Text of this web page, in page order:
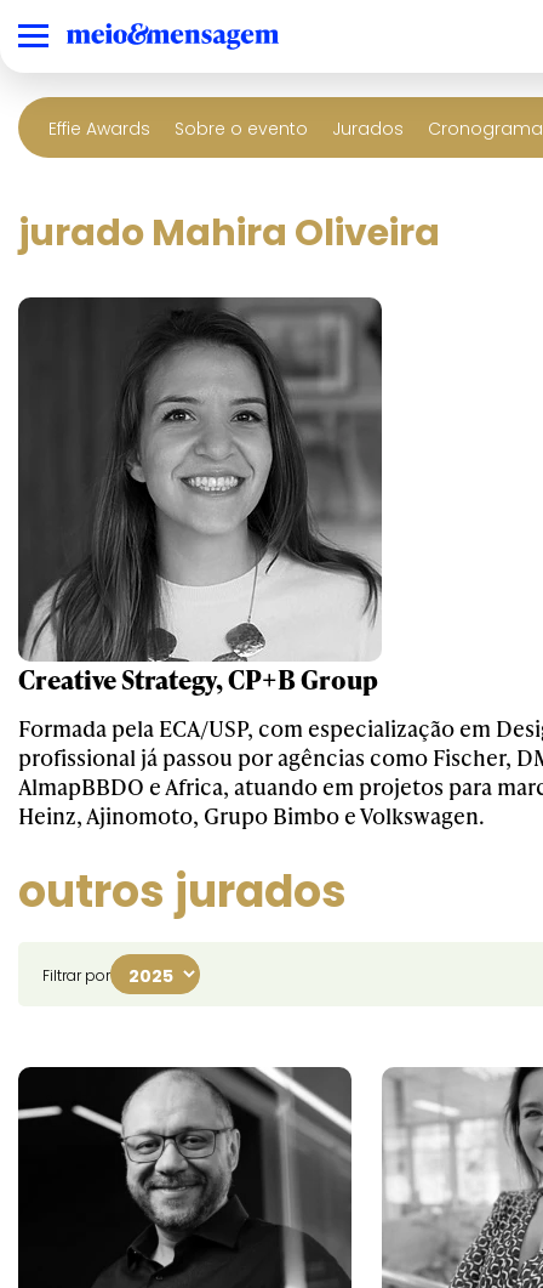
Effie Awards Sobre o evento Jurados
jurado Mahira Oliveira
Creative Strategy, CP+B Group
Formada pela ECA/USP, com especialização em
profissional já passou por agências como Fischer,
AlmapBBDO e Africa, atuando em projetos para
Heinz, Ajinomoto, Grupo Bimbo e Volkswagen.
outros jurados
Filtrar por